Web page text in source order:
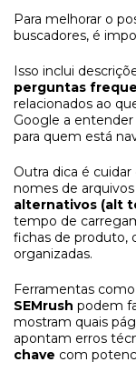
Para melhorar o
buscadores, é
Isso inclui
perguntas
relacionados ao
Google a
para quem está
Outra dica é cuidar
nomes de
alternativos (alt
tempo de
fichas de produto,
organizadas.
Ferramentas
SEMrush podem
mostram quais
apontam erros
chave com